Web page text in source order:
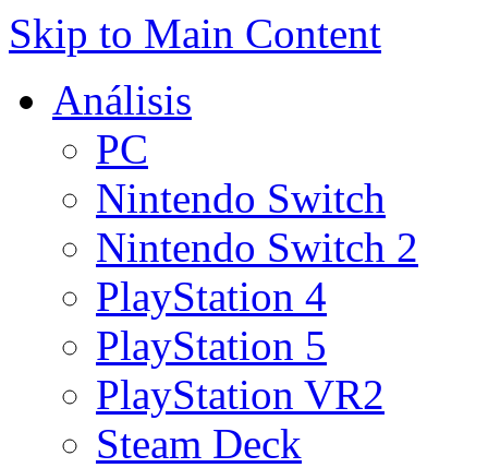
Skip to Main Content
Análisis
PC
Nintendo Switch
Nintendo Switch 2
PlayStation 4
PlayStation 5
PlayStation VR2
Steam Deck